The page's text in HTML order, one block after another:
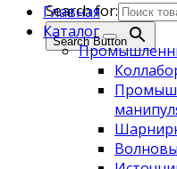
Search for:
Search Button
Главная
Каталог